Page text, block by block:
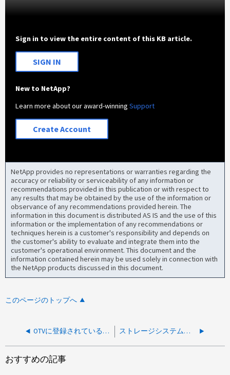
Sign in to view the entire content of this KB article.
SIGN IN
New to NetApp?
Learn more about our award-winningSupport
Create Account
NetApp provides no representations or warranties regarding the
accuracy or reliability or serviceability of any information or
recommendations provided in this publication or with respect to
any results that may be obtained by the use of the information or
observance of any recommendations provided herein. The
information in this document is distributed AS IS and the use of this
information or the implementation of any recommendations or
techniques herein is a customer's responsibility and depends on
the customer's ability to evaluate and integrate them into the
customer's operational environment. This document and the
information contained herein may be used solely in connection with
the NetApp products discussed in this document.
このページのトップへ
OTVに登録されているvCenterユーザの検索方法 ストレージシステムにおけるNFSとのずれの特定方法
おすすめの記事